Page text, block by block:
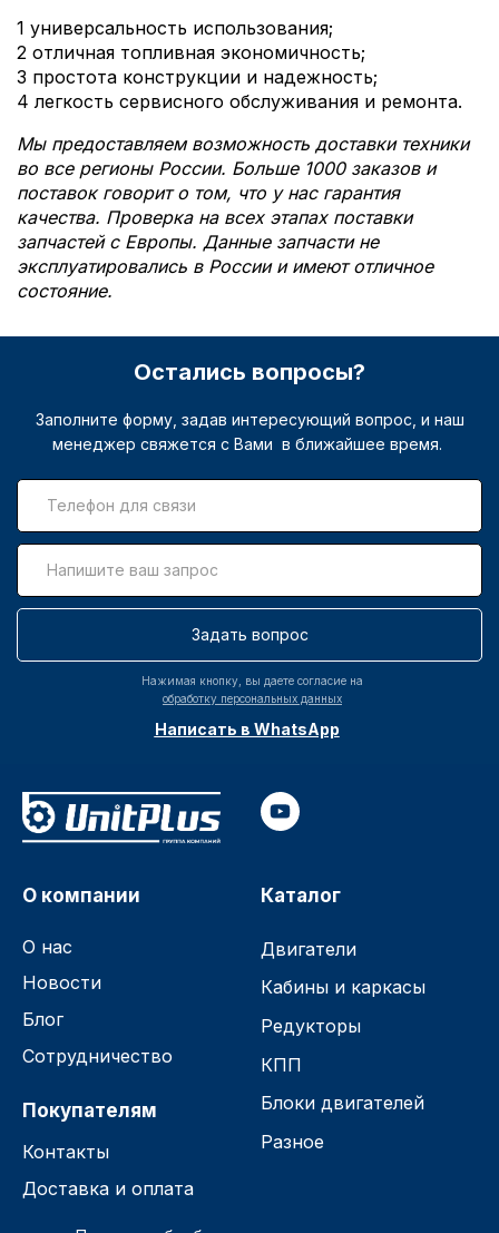
1 универсальность использования;
2 отличная топливная экономичность;
3 простота конструкции и надежность;
4 легкость сервисного обслуживания и ремонта.
Мы предоставляем возможность доставки техники
во все регионы России. Больше 1000 заказов и
поставок говорит о том, что у нас гарантия
качества. Проверка на всех этапах поставки
запчастей с Европы. Данные запчасти не
эксплуатировались в России и имеют отличное
состояние.
Остались вопросы?
Заполните форму, задав интересующий вопрос, и наш
менеджер свяжется с Вами в ближайшее время.
Задать вопрос
Нажимая кнопку, вы даете согласие на
обработку персональных данных
Написать в WhatsApp
О компании
О нас
Новости
Блог
Сотрудничество
Покупателям
Контакты
Доставка и оплата
Каталог
Двигатели
Кабины и каркасы
Редукторы
КПП
Блоки двигателей
Разное